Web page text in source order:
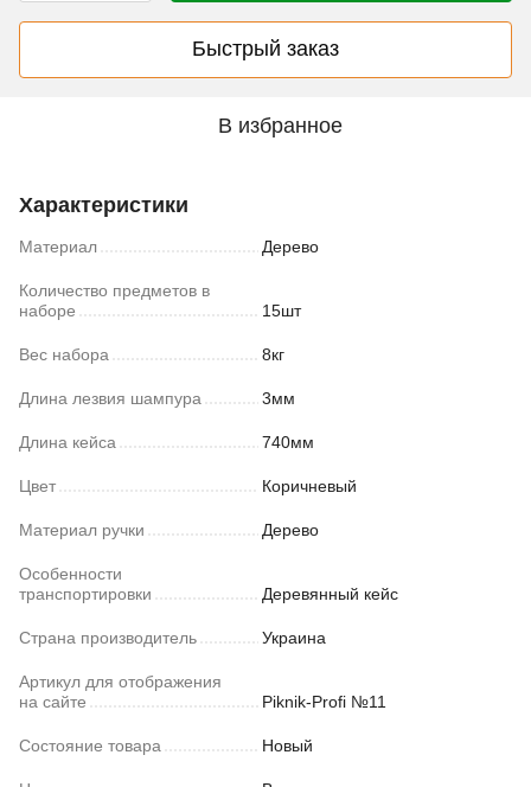
Быстрый заказ
В избранное
Характеристики
Материал Дерево
Количество предметов в
наборе
15шт
Вес набора 8кг
Длина лезвия шампура 3мм
Длина кейса 740мм
Цвет Коричневый
Материал ручки Дерево
Особенности
транспортировки
Деревянный кейс
Страна производитель Украина
Артикул для отображения
на сайте
Piknik-Profi №11
Состояние товара Новый